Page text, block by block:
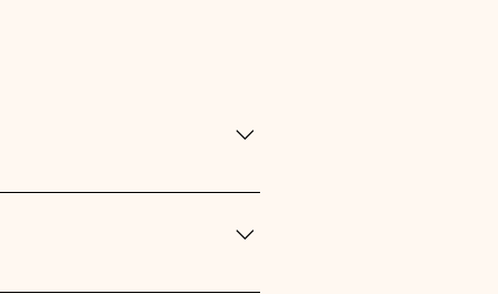
lange! Der Zeitpunkt
stattfindet, kontaktieren